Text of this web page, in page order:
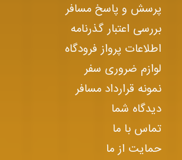
پرسش و پاسخ مسافر
بررسی اعتبار گذرنامه
اطلاعات پرواز فرودگاه
لوازم ضروری سفر
نمونه قرارداد مسافر
دیدگاه شما
تماس با ما
حمایت از ما